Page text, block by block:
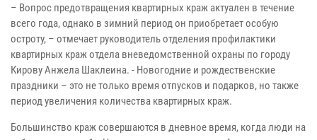
– Вопрос предотвращения квартирных краж актуален в течение
всего года, однако в зимний период он приобретает особую
остроту, – отмечает руководитель отделения профилактики
квартирных краж отдела вневедомственной охраны по городу
Кирову Анжела Шаклеина. - Новогодние и рождественские
праздники – это не только время отпусков и подарков, но также
период увеличения количества квартирных краж.
Большинство краж совершаются в дневное время, когда люди на